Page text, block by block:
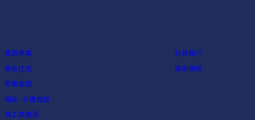
建設事業
集合住宅
医療施設
福祉・介護施設
商工業施設
社員紹介
採用情報